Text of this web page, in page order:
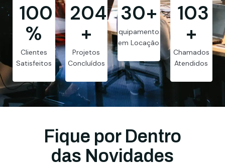
99.8
%
Clientes
Satisfeitos
205
+
Projetos
Concluídos
30+
Equipamentos
em Locação
103
+
Chamados
Atendidos
Fique por Dentro
das Novidades